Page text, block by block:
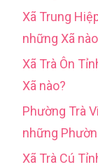
Xã Trung
những Xã
Xã Trà Ôn
Xã nào?
Phường Trà
những
Xã Trà Cú